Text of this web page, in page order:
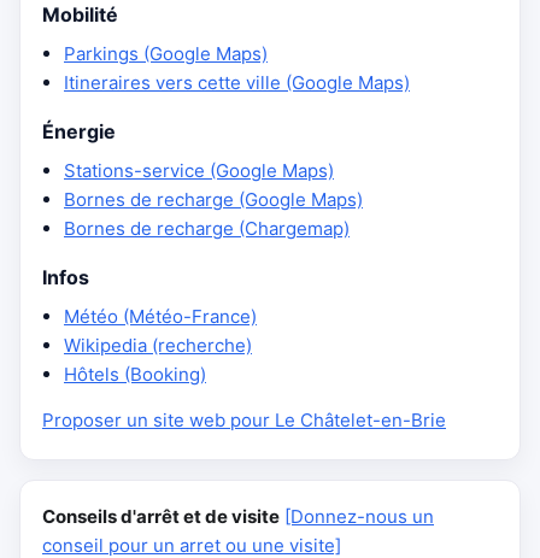
Mobilité
Parkings (Google Maps)
Itineraires vers cette ville (Google Maps)
Énergie
Stations-service (Google Maps)
Bornes de recharge (Google Maps)
Bornes de recharge (Chargemap)
Infos
Météo (Météo-France)
Wikipedia (recherche)
Hôtels (Booking)
Proposer un site web pour Le Châtelet-en-Brie
Conseils d'arrêt et de visite [Donnez-nous un
conseil pour un arret ou une visite]